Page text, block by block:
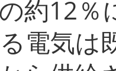
約12％
電気は